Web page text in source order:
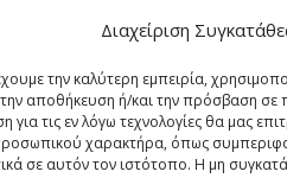
Διαχείριση
την καλύτερη εμπειρία,
την αποθήκευση ή/και την πρόσβαση
για τις εν λόγω τεχνολογίες θα μας
χαρακτήρα, όπως
σε αυτόν τον ιστότοπο. Η μη
Θ ΚΑΙ ΣΙΑ ΜΟΝΟΠΡΟΣΩΠΗ ΙΚΕ